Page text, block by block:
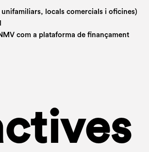
locals comercials i oficines)
com a plataforma de finançament